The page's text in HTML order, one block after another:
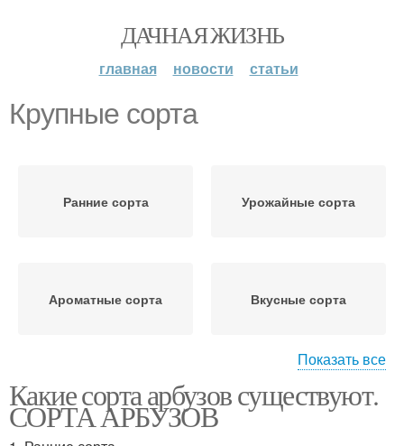
ДАЧНАЯ ЖИЗНЬ
главная новости статьи
Крупные сорта
Ранние сорта Урожайные сорта
Ароматные сорта Вкусные сорта
Лежкие сорта Сладкий сорт
Показать все
Какие сорта арбузов существуют.
СОРТА АРБУЗОВ